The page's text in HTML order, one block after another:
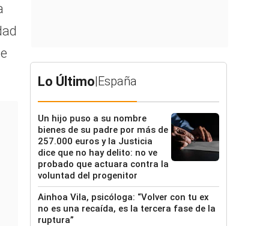
Lo Último|España
Un hijo puso a su nombre
bienes de su padre por más de
257.000 euros y la Justicia
dice que no hay delito: no ve
probado que actuara contra la
voluntad del progenitor
Ainhoa Vila, psicóloga: “Volver con tu ex
no es una recaída, es la tercera fase de la
ruptura”